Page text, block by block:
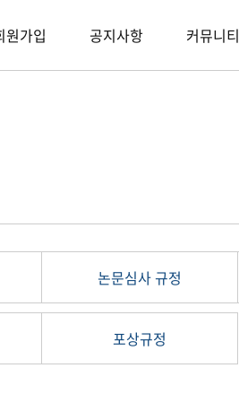
원가입 공지사항 커뮤니티
논문심사 규정
포상규정